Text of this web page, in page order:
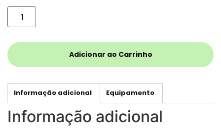
Adicionar ao Carrinho
Informação adicional Equipamento
Informação adicional